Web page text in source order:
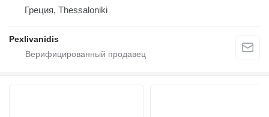
Греция, Thessaloniki
Pexlivanidis